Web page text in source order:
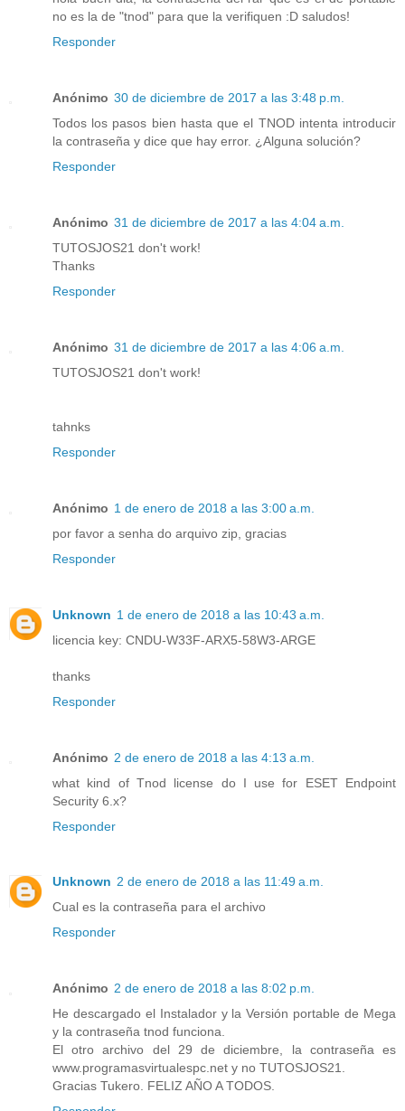
no es la de "tnod" para que la verifiquen :D saludos!
Responder
Anónimo 30 de diciembre de 2017 a las 3:48 p.m.
Todos los pasos bien hasta que el TNOD intenta introducir
la contraseña y dice que hay error. ¿Alguna solución?
Responder
Anónimo 31 de diciembre de 2017 a las 4:04 a.m.
TUTOSJOS21 don't work!
Thanks
Responder
Anónimo 31 de diciembre de 2017 a las 4:06 a.m.
TUTOSJOS21 don't work!
tahnks
Responder
Anónimo 1 de enero de 2018 a las 3:00 a.m.
por favor a senha do arquivo zip, gracias
Responder
Unknown 1 de enero de 2018 a las 10:43 a.m.
licencia key: CNDU-W33F-ARX5-58W3-ARGE
thanks
Responder
Anónimo 2 de enero de 2018 a las 4:13 a.m.
what kind of Tnod license do I use for ESET Endpoint
Security 6.x?
Responder
Unknown 2 de enero de 2018 a las 11:49 a.m.
Cual es la contraseña para el archivo
Responder
Anónimo 2 de enero de 2018 a las 8:02 p.m.
He descargado el Instalador y la Versión portable de Mega
y la contraseña tnod funciona.
El otro archivo del 29 de diciembre, la contraseña es
www.programasvirtualespc.net y no TUTOSJOS21.
Gracias Tukero. FELIZ AÑO A TODOS.